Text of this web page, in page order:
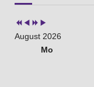
August 2026
Mo